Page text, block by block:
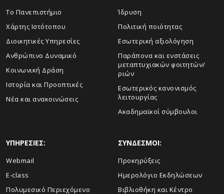
Το Πανεπιστήμιο
Χάρτης Ιστότοπου
Διοικητικές Υπηρεσίες
Ανθρώπινο Δυναμικό
Κοινωνική Δράση
Ιστορία και Προοπτικές
Νέα και ανακοινώσεις
Ίδρυση
Πολιτική ποιότητας
Εσωτερική αξιολόγηση
Παράπονα και ενστάσεις
μεταπτυχιακών φοιτητών/
ριών
Εσωτερικός κανονισμός
λειτουργίας
Ακαδημαϊκοί σύμβουλοι
ΥΠΗΡΕΣΙΕΣ:
Webmail
E-class
Πολυμεσικό Περιεχόμενο
ΣΥΝΔΕΣΜΟΙ:
Προκηρύξεις
Ημερολόγιο Εκδηλώσεων
Βιβλιοθήκη και Κέντρο